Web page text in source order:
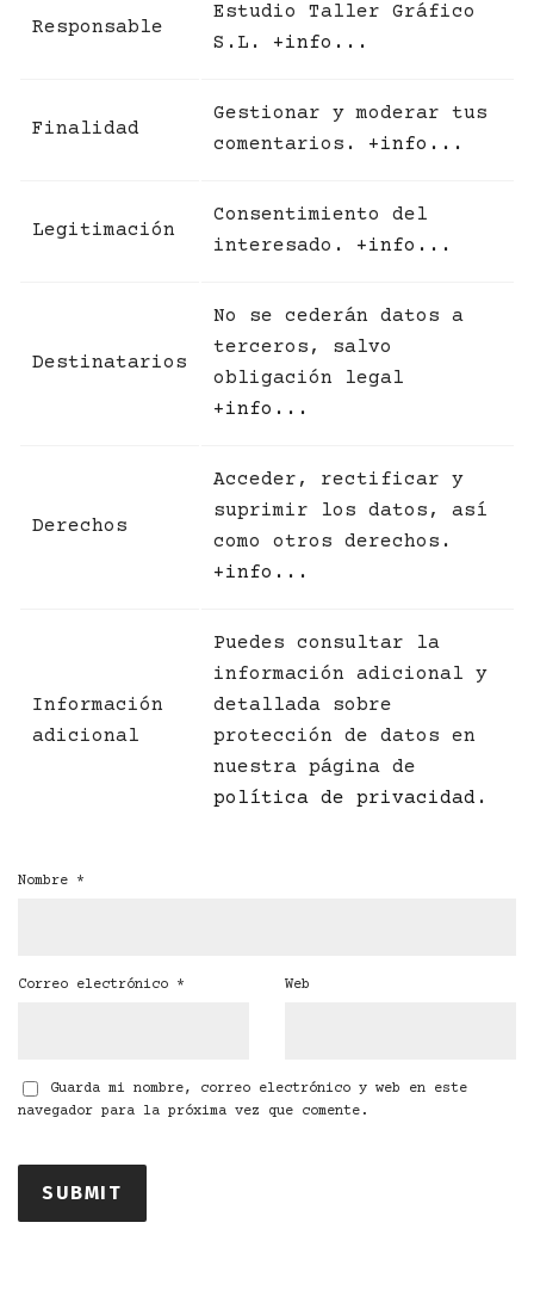
Responsable
Estudio Taller Gráfico
S.L. +info...
Finalidad
Gestionar y moderar tus
comentarios. +info...
Legitimación
Consentimiento del
interesado. +info...
Destinatarios
No se cederán datos a
terceros, salvo
obligación legal
+info...
Derechos
Acceder, rectificar y
suprimir los datos, así
como otros derechos.
+info...
Información
adicional
Puedes consultar la
información adicional y
detallada sobre
protección de datos en
nuestra página de
política de privacidad .
Nombre *
Correo electrónico * Web
Guarda mi nombre, correo electrónico y web en este
navegador para la próxima vez que comente.